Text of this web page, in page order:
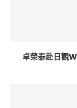
卓榮泰赴日觀